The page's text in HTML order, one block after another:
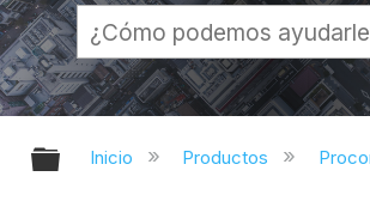
Expandir/contraer
Inicio Productos